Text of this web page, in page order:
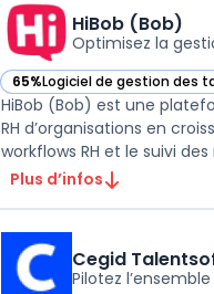
HiBob (Bob)
Optimisez la
65%Logiciel de gestion des
— voir HiBob (Bob) dans
HiBob (Bob) est une
RH d’organisations en
workflows RH et le suivi
Plus d’infos
Cegid
Pilotez